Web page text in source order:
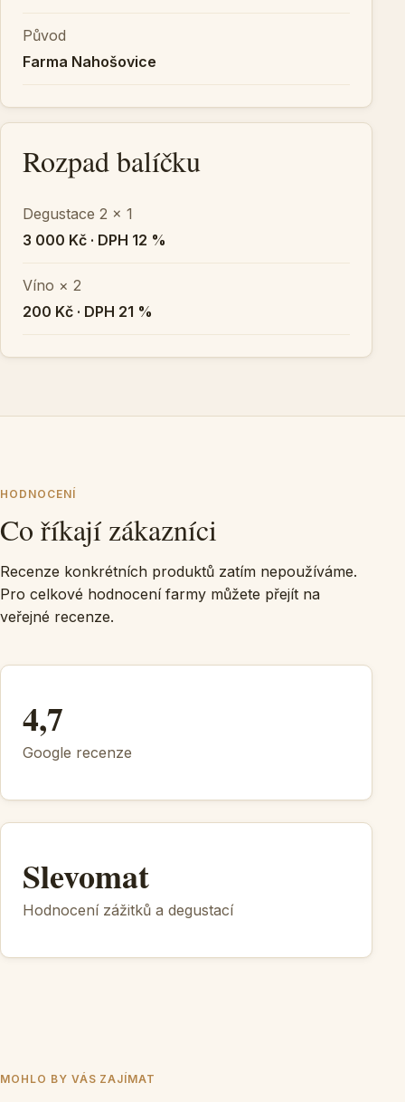
Původ
Farma Nahošovice
Rozpad balíčku
Degustace 2 × 1
3 000 Kč · DPH 12 %
Víno × 2
200 Kč · DPH 21 %
HODNOCENÍ
Co říkají zákazníci
Recenze konkrétních produktů zatím nepoužíváme.
Pro celkové hodnocení farmy můžete přejít na
veřejné recenze.
4,7
Google recenze
Slevomat
Hodnocení zážitků a degustací
MOHLO BY VÁS ZAJÍMAT